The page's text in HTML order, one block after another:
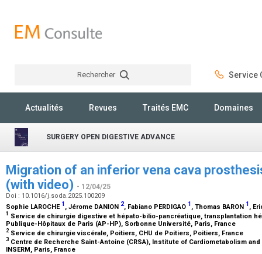
Rechercher Service
Actualités Revues Traités EMC Domaines
SURGERY OPEN DIGESTIVE ADVANCE
Migration of an inferior vena cava
(with video) - 12/04/25
Doi : 10.1016/j.soda.2025.100209
Sophie LAROCHE 1 , Jérome DANION 2, Fabiano PERDIGAO 1 , Thomas BARON 1 ,
1 Service de chirurgie digestive et hépato-bilio-pancréatique, transplantation
Publique-Hôpitaux de Paris (AP-HP), Sorbonne Université, Paris, France
2 Service de chirurgie viscérale, Poitiers, CHU de Poitiers, Poitiers, France
3 Centre de Recherche Saint-Antoine (CRSA), Institute of Cardiometabolism
INSERM, Paris, France